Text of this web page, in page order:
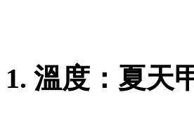
1. 溫度：夏天